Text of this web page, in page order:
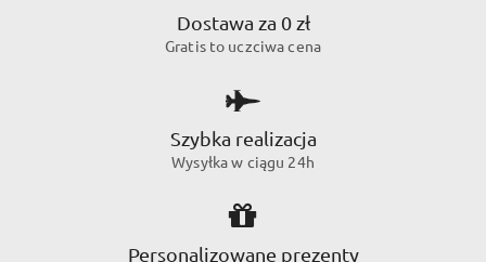
Dostawa za 0 zł
Gratis to uczciwa cena
Szybka realizacja
Wysyłka w ciągu 24h
Personalizowane prezenty